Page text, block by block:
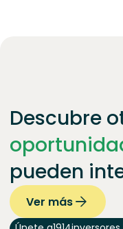
Descubre
pueden
Ver más